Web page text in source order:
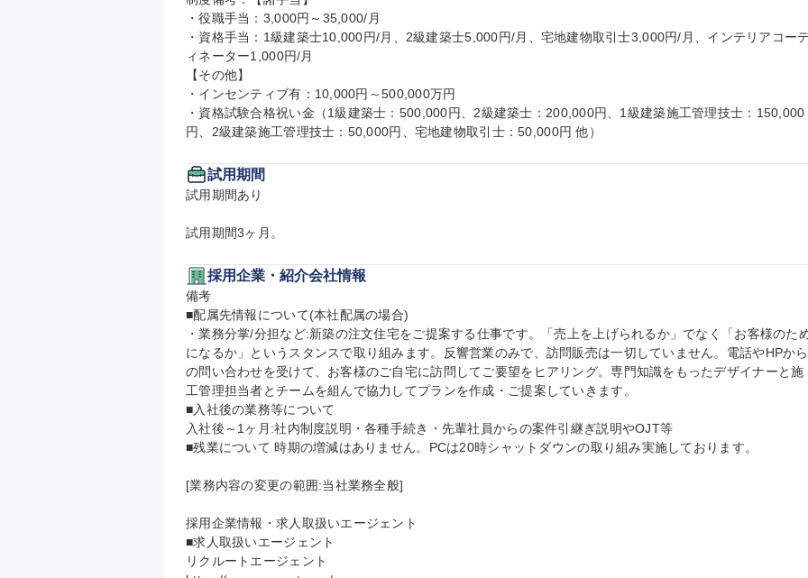
・役職手当：3,000円～35,000/月
・資格手当：1級建築士10,000円/月、2級建築士5,000円/月、宅地建物取引士3,000円/月、インテリアコー
ィネーター1,000円/月
【その他】
・インセンティブ有：10,000円～500,000万円
・資格試験合格祝い金（1級建築士：500,000円、2級建築士：200,000円、1級建築施工管理技士：150,000
円、2級建築施工管理技士：50,000円、宅地建物取引士：50,000円 他）
試用期間
試用期間あり
試用期間3ヶ月。
採用企業・紹介会社情報
備考
■配属先情報について(本社配属の場合)
・業務分掌/分担など:新築の注文住宅をご提案する仕事です。「売上を上げられるか」でなく「お客様のた
になるか」というスタンスで取り組みます。反響営業のみで、訪問販売は一切していません。電話やHPから
の問い合わせを受けて、お客様のご自宅に訪問してご要望をヒアリング。専門知識をもったデザイナーと施
工管理担当者とチームを組んで協力してプランを作成・ご提案していきます。
■入社後の業務等について
入社後～1ヶ月:社内制度説明・各種手続き・先輩社員からの案件引継ぎ説明やOJT等
■残業について 時期の増減はありません。PCは20時シャットダウンの取り組み実施しております。
[業務内容の変更の範囲:当社業務全般]
採用企業情報・求人取扱いエージェント
■求人取扱いエージェント
リクルートエージェント